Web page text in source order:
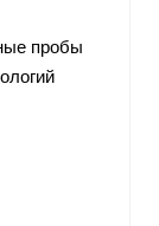
пробы